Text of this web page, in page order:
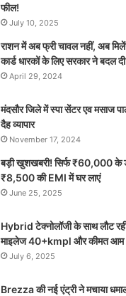
फील!
July 10, 2025
राशन में अब फ्री चावल नहीं, अब
कार्ड धारकों के लिए सरकार ने बदल
April 29, 2024
मंदसौर जिले में स्पा सेंटर एव मसाज
दैह व्यापार
November 17, 2024
बड़ी खुशखबरी! सिर्फ ₹60,000 के
₹8,500 की EMI में घर लाएं
June 25, 2025
Hybrid टेक्नोलॉजी के साथ लौट
माइलेज 40+kmpl और कीमत आम
July 6, 2025
Brezza की नई एंट्री ने मचाया